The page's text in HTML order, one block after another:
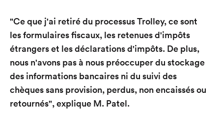
"Ce que j'ai retiré du processus Trolley, ce sont
les formulaires fiscaux, les retenues d'impôts
étrangers et les déclarations d'impôts. De plus,
nous n'avons pas à nous préoccuper du stockage
des informations bancaires ni du suivi des
chèques sans provision, perdus, non encaissés ou
retournés", explique M. Patel.